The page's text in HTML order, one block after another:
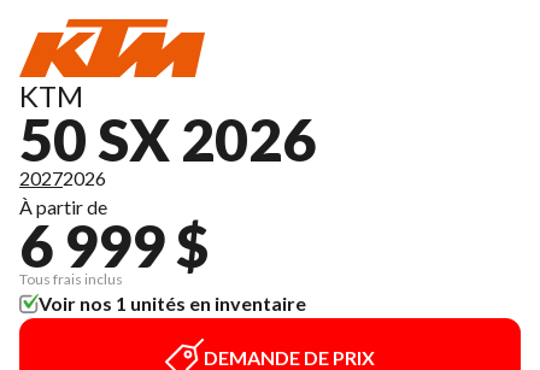
KTM
50 SX 2026
20272026
À partir de
6 999 $
Tous frais inclus
Voir nos 1 unités en inventaire
DEMANDE DE PRIX